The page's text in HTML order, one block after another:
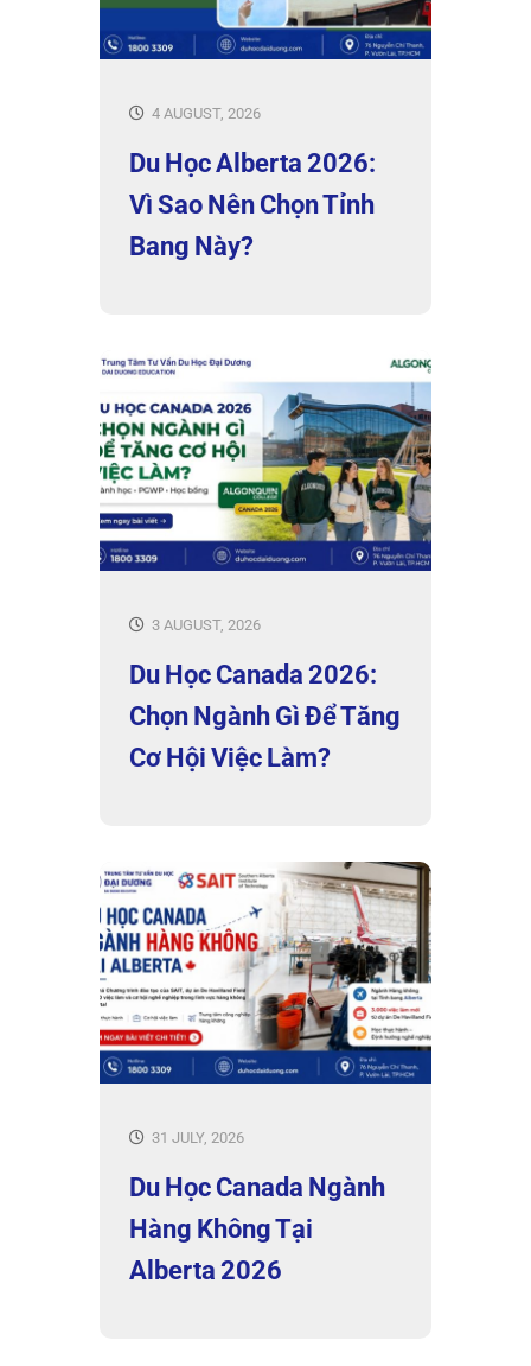
4 AUGUST, 2026
Du Học Alberta 2026:
Vì Sao Nên Chọn Tỉnh
Bang Này?
3 AUGUST, 2026
Du Học Canada 2026:
Chọn Ngành Gì Để Tăng
Cơ Hội Việc Làm?
31 JULY, 2026
Du Học Canada Ngành
Hàng Không Tại
Alberta 2026